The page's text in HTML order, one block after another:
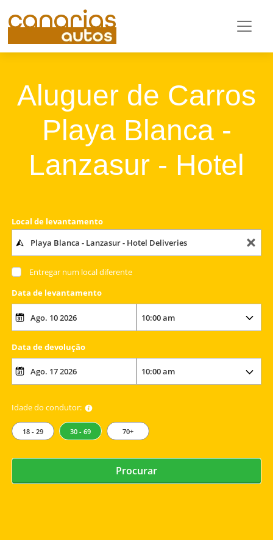
Aluguer de Carros
Playa Blanca -
Lanzasur - Hotel
Local de levantamento
Entregar num local diferente
Data de levantamento
Data de devolução
Idade do condutor:
18 - 29 30 - 69 70+
Procurar